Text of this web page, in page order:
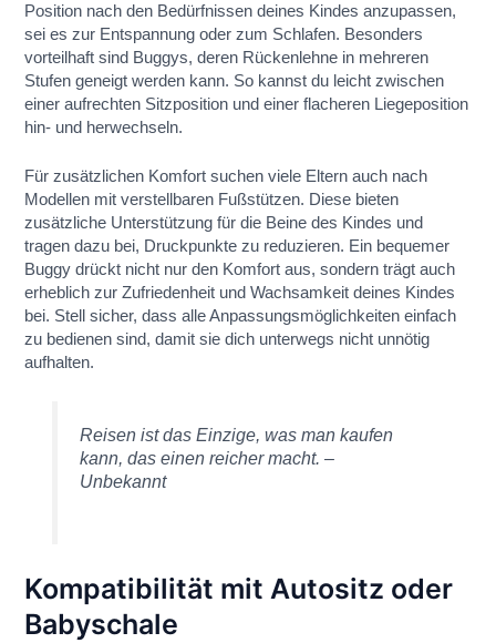
Position nach den Bedürfnissen deines Kindes anzupassen,
sei es zur Entspannung oder zum Schlafen. Besonders
vorteilhaft sind Buggys, deren Rückenlehne in mehreren
Stufen geneigt werden kann. So kannst du leicht zwischen
einer aufrechten Sitzposition und einer flacheren Liegeposition
hin- und herwechseln.
Für zusätzlichen Komfort suchen viele Eltern auch nach
Modellen mit verstellbaren Fußstützen. Diese bieten
zusätzliche Unterstützung für die Beine des Kindes und
tragen dazu bei, Druckpunkte zu reduzieren. Ein bequemer
Buggy drückt nicht nur den Komfort aus, sondern trägt auch
erheblich zur Zufriedenheit und Wachsamkeit deines Kindes
bei. Stell sicher, dass alle Anpassungsmöglichkeiten einfach
zu bedienen sind, damit sie dich unterwegs nicht unnötig
aufhalten.
Reisen ist das Einzige, was man kaufen
kann, das einen reicher macht. –
Unbekannt
Kompatibilität mit Autositz oder
Babyschale